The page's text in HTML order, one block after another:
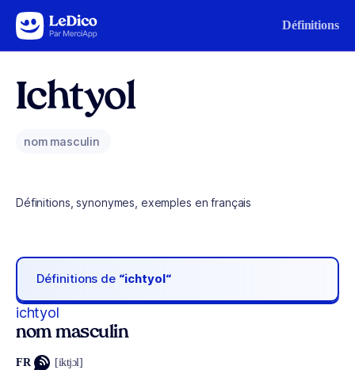
Aller au contenu Définitions
Ichtyol
nom masculin
Définitions, synonymes, exemples en français
Définitions de “ichtyol“
ichtyol
nom masculin
FR [iktjɔl]